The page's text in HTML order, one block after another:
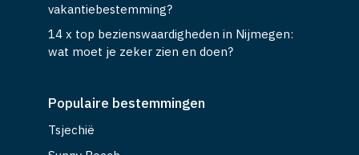
vakantiebestemming?
14 x top bezienswaardigheden in Nijmegen:
wat moet je zeker zien en doen?
Populaire bestemmingen
Tsjechië